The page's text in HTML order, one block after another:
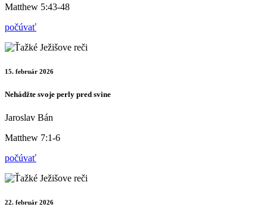
Matthew 5:43-48
počúvať
15. február 2026
Nehádžte svoje perly pred svine
Jaroslav Bán
Matthew 7:1-6
počúvať
22. február 2026